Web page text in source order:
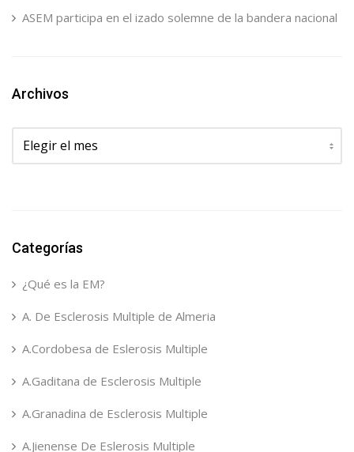
ASEM participa en el izado solemne de la bandera nacional
Archivos
Archivos
Categorías
¿Qué es la EM?
A. De Esclerosis Multiple de Almeria
A.Cordobesa de Eslerosis Multiple
A.Gaditana de Esclerosis Multiple
A.Granadina de Esclerosis Multiple
A.Jienense De Eslerosis Multiple